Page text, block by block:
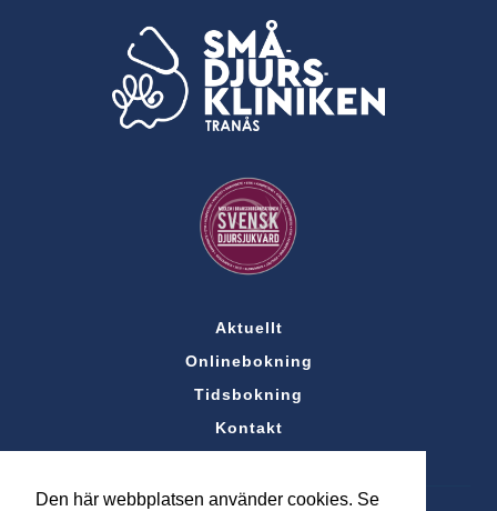
Den här webbplatsen använder cookies. Se
Aktuellt
Onlinebokning
Tidsbokning
Kontakt